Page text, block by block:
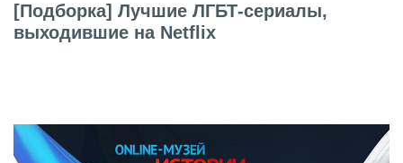
[Подборка] Лучшие ЛГБТ-сериалы,
выходившие на Netflix